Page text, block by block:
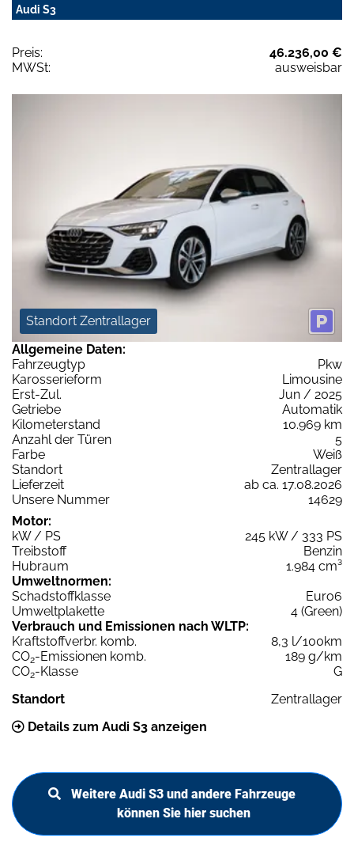
Audi S3
Preis:
46.236,00 €
MWSt:
ausweisbar
Standort Zentrallager
Allgemeine Daten:
Fahrzeugtyp
Pkw
Karosserieform
Limousine
Erst-Zul.
Jun / 2025
Getriebe
Automatik
Kilometerstand
10.969 km
Anzahl der Türen
5
Farbe
Weiß
Standort
Zentrallager
Lieferzeit
ab ca. 17.08.2026
Unsere Nummer
14629
Motor:
kW / PS
245 kW / 333 PS
Treibstoff
Benzin
Hubraum
1.984 cm³
Umweltnormen:
Schadstoffklasse
Euro6
Umweltplakette
4 (Green)
Verbrauch und Emissionen nach WLTP:
Kraftstoffverbr. komb.
8,3 l/100km
CO2-Emissionen komb.
189 g/km
CO2-Klasse
G
Standort
Zentrallager
Details zum Audi S3 anzeigen
Weitere Audi S3 und andere Fahrzeuge
können Sie hier suchen